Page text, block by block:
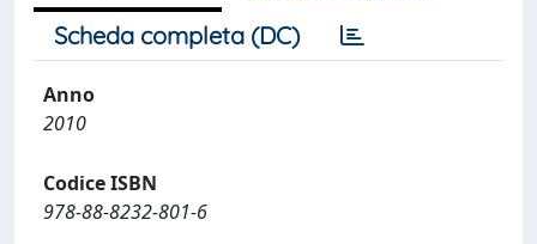
Scheda completa (DC)
Anno
2010
Codice ISBN
978-88-8232-801-6